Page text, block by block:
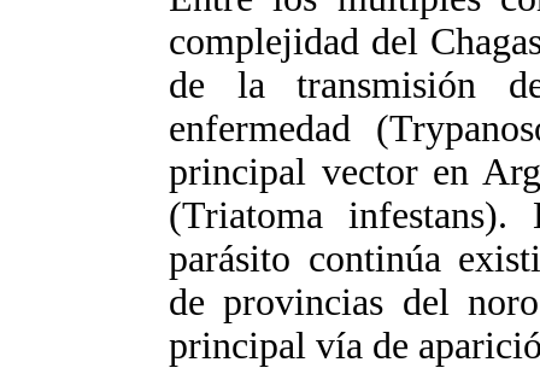
complejidad del
de la transmisión
enfermedad
principal vector en
(Triatoma
parásito continúa
de provincias del
principal vía de